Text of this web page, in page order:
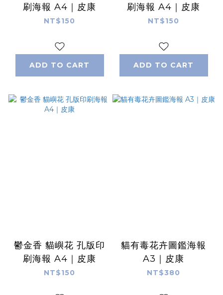
刷海報 A4｜皮康
NT$150
ADD TO CART
刷海報 A4｜皮康
NT$150
ADD TO CART
鬱金香 貓嶼花 孔版印
刷海報 A4｜皮康
NT$150
貓有毒花卉圖鑑海報
A3｜皮康
NT$380